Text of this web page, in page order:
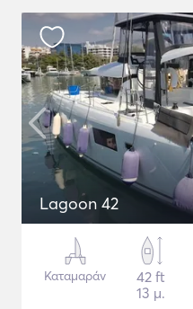
Lagoon 42
Καταμαράν
42 ft
13 μ.